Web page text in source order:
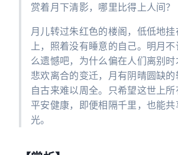
赏着月下清影，哪里比得上人间？
月儿转过朱红色的楼阁，低低地挂
上，照着没有睡意的自己。明月
么遗憾吧，为什么偏在人们离别
悲欢离合的变迁，月有阴晴圆缺
自古来难以周全。只希望这世上
平安健康，即便相隔千里，也能共
光。